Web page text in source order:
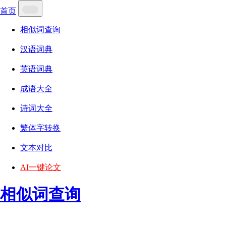
首页
相似词查询
汉语词典
英语词典
成语大全
诗词大全
繁体字转换
文本对比
AI一键论文
相似词查询